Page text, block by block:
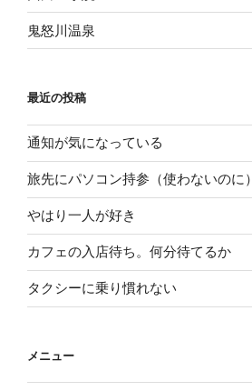
鬼怒川温泉
最近の投稿
通知が気になっている
旅先にパソコン持参（使わないのに）
やはり一人が好き
カフェの入店待ち。何分待てるか
タクシーに乗り慣れない
メニュー